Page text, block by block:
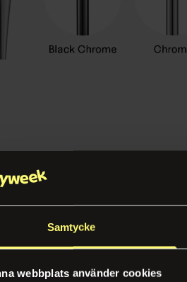
Samtycke
webbplats använder cookies